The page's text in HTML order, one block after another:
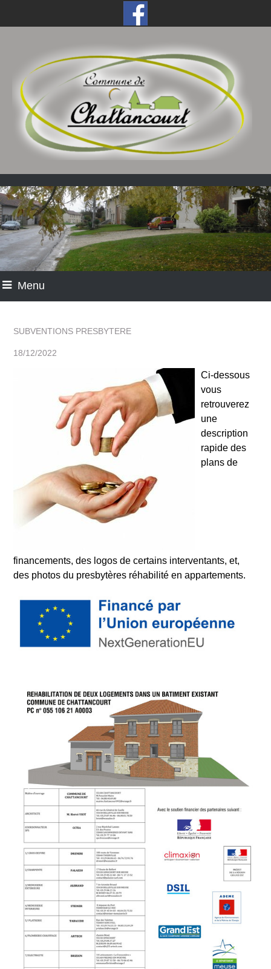
Menu
SUBVENTIONS PRESBYTERE
18/12/2022
Ci-dessous
vous
retrouverez
une
description
rapide des
plans de
financements, des logos de certains interventants, et,
des photos du presbytères réhabilité en appartements.